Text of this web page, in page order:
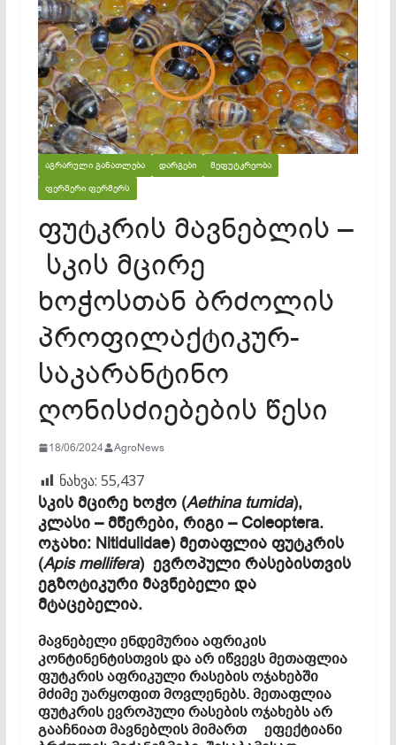
ᲐᲒᲠᲐᲠᲣᲚᲘ ᲒᲐᲜᲐᲗᲚᲔᲑᲐ ᲓᲐᲠᲒᲔᲑᲘ
ᲛᲔᲤᲣᲢᲙᲠᲔᲝᲑᲐ
ᲤᲔᲠᲛᲔᲠᲘ ᲤᲔᲠᲛᲔᲠᲡ
ფუტკრის მავნებლის –
სკის მცირე
ხოჭოსთან ბრძოლის
პროფილაქტიკურ-
საკარანტინო
ღონისძიებების წესი
18/06/2024 AgroNews
ნახვა: 55,437
სკის მცირე ხოჭო (Aethina tumida),
კლასი – მწერები, რიგი – Coleoptera.
ოჯახი: Nitidulidae) მეთაფლია ფუტკრის
(Apis mellifera) ევროპული რასებისთვის
ეგზოტიკური მავნებელი და
მტაცებელია.
მავნებელი ენდემურია აფრიკის
კონტინენტისთვის და არ იწვევს მეთაფლია
ფუტკრის აფრიკული რასების ოჯახებში
მძიმე უარყოფით მოვლენებს. მეთაფლია
ფუტკრის ევროპული რასების ოჯახებს არ
გააჩნიათ მავნებლის მიმართ ეფექტიანი